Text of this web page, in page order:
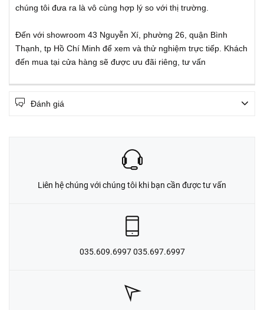
chúng tôi đưa ra là vô cùng hợp lý so với thị trường.
Đến với showroom 43 Nguyễn Xí, phường 26, quận Bình
Thạnh, tp Hồ Chí Minh để xem và thử nghiệm trực tiếp. Khách
đến mua tại cửa hàng sẽ được ưu đãi riêng, tư vấn
Đánh giá
Liên hệ chúng với chúng tôi khi bạn cần được tư vấn
035.609.6997 035.697.6997